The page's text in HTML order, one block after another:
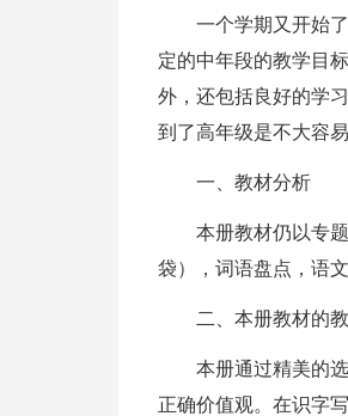
一个学期又开始
定的中年段的教学目
外，还包括良好的学
到了高年级是不大容
一、教材分析
本册教材仍以专
袋），词语盘点，语
二、本册教材的
本册通过精美的
正确价值观。在识字